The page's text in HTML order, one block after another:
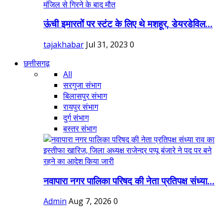
ऊंची इमारतों पर स्टंट के लिए थे मशहूर, डेयरडेविल...
tajakhabar Jul 31, 2023 0
छत्तीसगढ़
All
सरगुजा संभाग
बिलासपुर संभाग
रायपुर संभाग
दुर्ग संभाग
बस्तर संभाग
नवापारा नगर पालिका परिषद की नेता प्रतिपक्ष संध्या...
Admin Aug 7, 2026 0